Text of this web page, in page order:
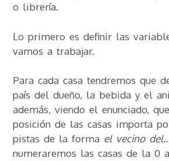
o librería.
Lo primero es definir las
vamos a trabajar.
Para cada casa tendremos que
país del dueño, la bebida y el
además, viendo el enunciado,
posición de las casas importa
pistas de la forma el vecino
numeraremos las casas de la 0